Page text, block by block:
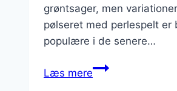
grøntsager, men
pølseret med perlespelt er
populære i de senere…
Læs mereSvensk